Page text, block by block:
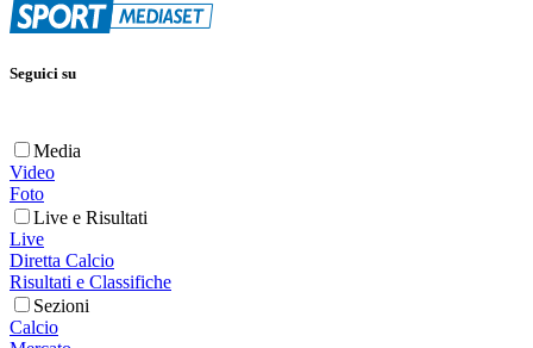
Seguici su
Media
Video
Foto
Live e Risultati
Live
Diretta Calcio
Risultati e Classifiche
Sezioni
Calcio